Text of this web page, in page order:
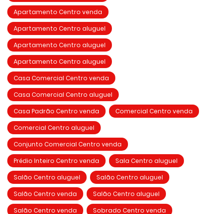
Apartamento Centro venda
Apartamento Centro aluguel
Apartamento Centro aluguel
Apartamento Centro aluguel
Casa Comercial Centro venda
Casa Comercial Centro aluguel
Casa Padrão Centro venda
Comercial Centro venda
Comercial Centro aluguel
Conjunto Comercial Centro venda
Prédio Inteiro Centro venda
Sala Centro aluguel
Salão Centro aluguel
Salão Centro aluguel
Salão Centro venda
Salão Centro aluguel
Salão Centro venda
Sobrado Centro venda